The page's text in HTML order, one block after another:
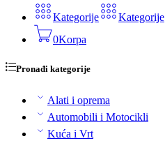
Kategorije
Kategorije
0Korpa
Pronađi kategorije
Alati i oprema
Automobili i Motocikli
Kuća i Vrt